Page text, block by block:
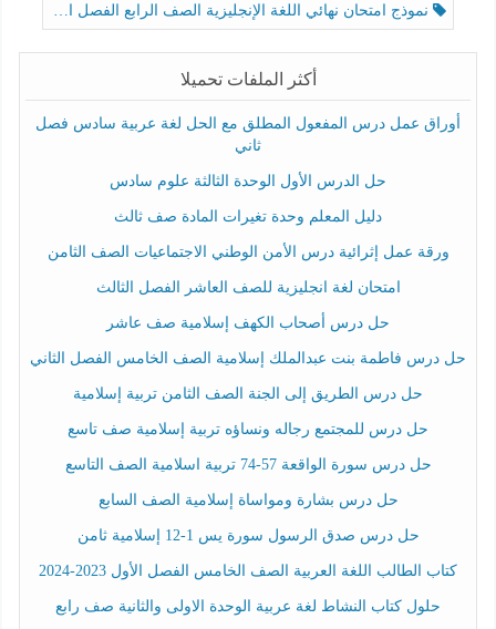
نموذج امتحان نهائي اللغة الإنجليزية الصف الرابع الفصل الثالث
أكثر الملفات تحميلا
أوراق عمل درس المفعول المطلق مع الحل لغة عربية سادس فصل
ثاني
حل الدرس الأول الوحدة الثالثة علوم سادس
دليل المعلم وحدة تغيرات المادة صف ثالث
ورقة عمل إثرائية درس الأمن الوطني الاجتماعيات الصف الثامن
امتحان لغة انجليزية للصف العاشر الفصل الثالث
حل درس أصحاب الكهف إسلامية صف عاشر
حل درس فاطمة بنت عبدالملك إسلامية الصف الخامس الفصل الثاني
حل درس الطريق إلى الجنة الصف الثامن تربية إسلامية
حل درس للمجتمع رجاله ونساؤه تربية إسلامية صف تاسع
حل درس سورة الواقعة 57-74 تربية اسلامية الصف التاسع
حل درس بشارة ومواساة إسلامية الصف السابع
حل درس صدق الرسول سورة يس 1-12 إسلامية ثامن
كتاب الطالب اللغة العربية الصف الخامس الفصل الأول 2023-2024
حلول كتاب النشاط لغة عربية الوحدة الاولى والثانية صف رابع